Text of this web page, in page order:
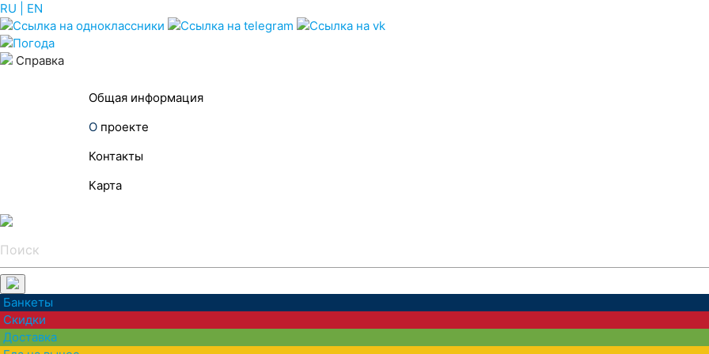
RU | EN
Погода
Справка
Общая информация
О проекте
Контакты
Карта
Банкеты
Скидки
Доставка